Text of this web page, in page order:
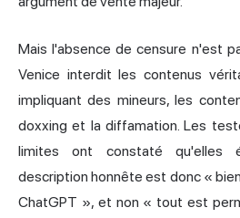
Mais l'absence de censure n'est
Venice interdit les contenus
impliquant des mineurs, les
doxxing et la diffamation. Les
limites ont constaté qu'elles
description honnête est donc «
ChatGPT », et non « tout est